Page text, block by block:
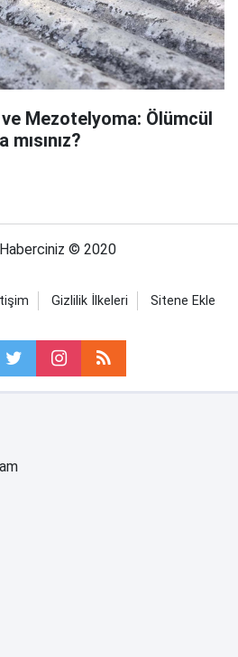
Mezotelyoma: Ölümcül
© 2020
Gizlilik İlkeleri Sitene Ekle